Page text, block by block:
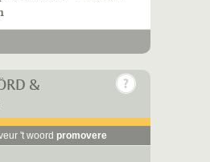
&
't woord promovere